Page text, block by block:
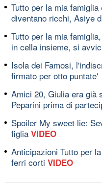
Tutto per la mia
diventano ricchi, Asiye
Tutto per la mia
in cella insieme, si
Isola dei Famosi,
firmato per otto puntate'
Amici 20, Giulia era già
Peparini prima di
Spoiler My sweet lie:
figlia VIDEO
Anticipazioni Tutto per
ferri corti VIDEO